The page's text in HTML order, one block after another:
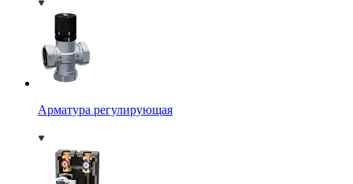
Арматура регулирующая